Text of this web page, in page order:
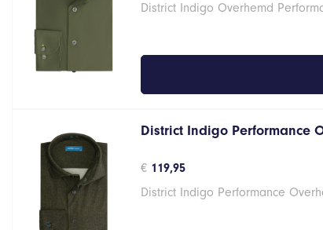
District Indigo Overhemd
District Indigo Performance
€ 119,95
District Indigo Performance